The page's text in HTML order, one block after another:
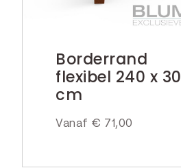
Borderrand
flexibel 240 x 30
cm
Vanaf € 71,00